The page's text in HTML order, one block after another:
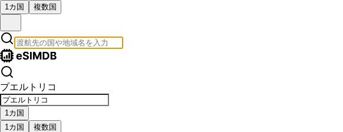
1カ国 複数国
プエルトリコ
1カ国
1カ国
複数国